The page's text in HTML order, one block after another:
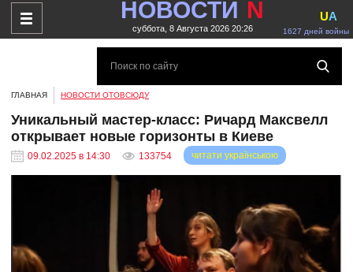
НОВОСТИ N
суббота, 8 Августа 2026 20:26 1627 дней войны
UA
ГЛАВНАЯ НОВОСТИ ОТОВСЮДУ
Уникальный мастер-класс: Ричард Максвелл
открывает новые горизонты в Киеве
09.02.2025 в 14:30 133754 читати українською